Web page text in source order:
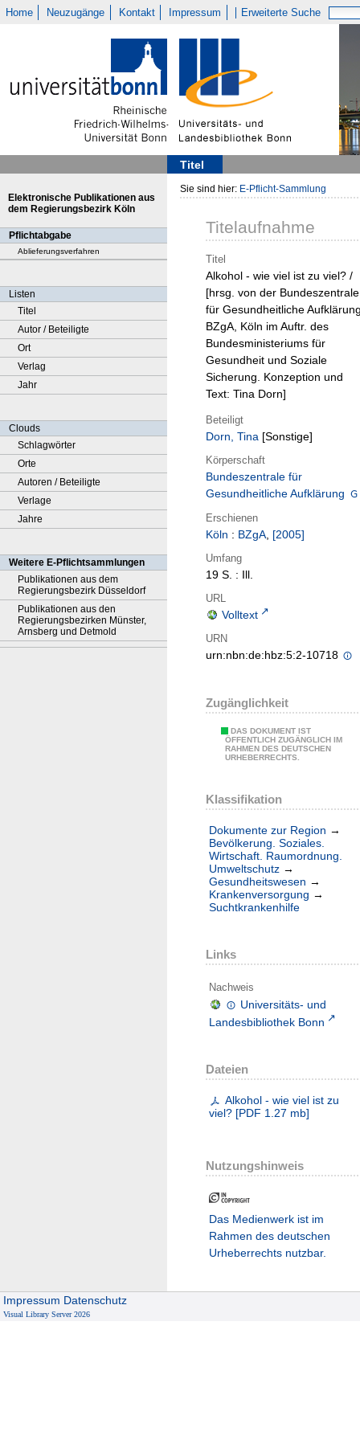
Home Neuzugänge Kontakt Impressum Erweiterte Suche
Titel
Elektronische Publikationen aus
dem Regierungsbezirk Köln
Pflichtabgabe
Ablieferungsverfahren
Listen
Titel
Autor / Beteiligte
Ort
Verlag
Jahr
Clouds
Schlagwörter
Orte
Autoren / Beteiligte
Verlage
Jahre
Weitere E-Pflichtsammlungen
Publikationen aus dem
Regierungsbezirk Düsseldorf
Publikationen aus den
Regierungsbezirken Münster,
Arnsberg und Detmold
Sie sind hier: E-Pflicht-Sammlung
Titelaufnahme
Titel
Alkohol - wie viel ist zu viel? /
[hrsg. von der Bundeszentrale
für Gesundheitliche
BZgA, Köln im Auftr. des
Bundesministeriums für
Gesundheit und Soziale
Sicherung. Konzeption und
Text: Tina Dorn]
Beteiligt
Dorn, Tina [Sonstige]
Körperschaft
Bundeszentrale für
Gesundheitliche Aufklärung
Erschienen
Köln : BZgA, [2005]
Umfang
19 S. : Ill.
URL
Volltext
URN
urn:nbn:de:hbz:5:2-10718
Zugänglichkeit
DAS DOKUMENT IST
ÖFFENTLICH ZUGÄNGLICH IM
RAHMEN DES DEUTSCHEN
URHEBERRECHTS.
Klassifikation
Dokumente zur Region →
Bevölkerung. Soziales.
Wirtschaft. Raumordnung.
Umweltschutz →
Gesundheitswesen →
Krankenversorgung →
Suchtkrankenhilfe
Links
Nachweis
Universitäts- und
Landesbibliothek Bonn
Dateien
Alkohol - wie viel ist zu
viel? [PDF 1.27 mb]
Nutzungshinweis
Das Medienwerk ist im
Rahmen des deutschen
Urheberrechts nutzbar.
Impressum Datenschutz
Visual Library Server 2026